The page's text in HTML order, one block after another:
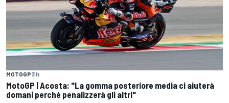
MOTOGP3 h
MotoGP | Acosta: "La gomma posteriore media ci aiuterà
domani perché penalizzerà gli altri"